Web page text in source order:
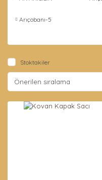
Arıçobanı-5
Stoktakiler